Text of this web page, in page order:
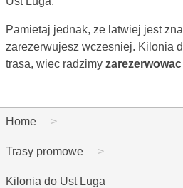
Pamietaj jednak, ze latwiej jest
zarezerwujesz wczesniej. Kilonia
trasa, wiec radzimy
Home
Trasy promowe
Kilonia do Ust Luga